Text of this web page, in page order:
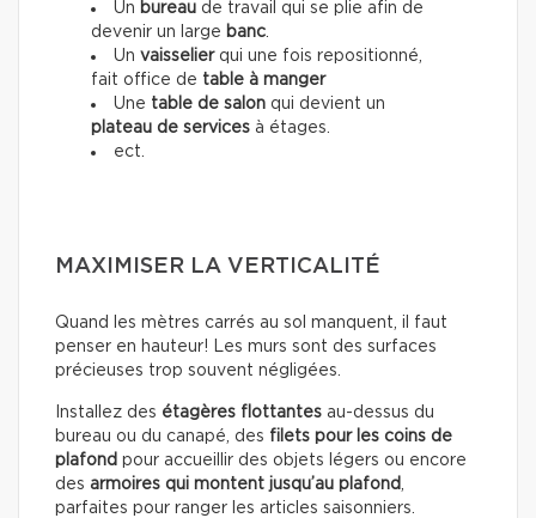
Un bureau de travail qui se plie afin de
devenir un large banc
Un vaisselierqui une fois repositionné,
fait office de table à manger
Une table de salon qui devient un
plateau de services à étages.
ect.
MAXIMISER LA VERTICALITÉ
Quand les mètres carrés au sol manquent, il faut
penser en hauteur! Les murs sont des surfaces
précieuses trop souvent négligées.
Installez des étagères flottantes au-dessus du
bureau ou du canapé, des filets pour les coins de
plafond pour accueillir des objets légers ou encore
des armoires qui montent jusqu’au plafond
parfaites pour ranger les articles saisonniers.